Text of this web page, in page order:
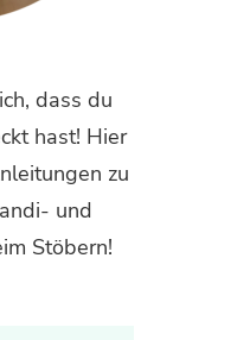
dass du
hast! Hier
zu
und
Stöbern!